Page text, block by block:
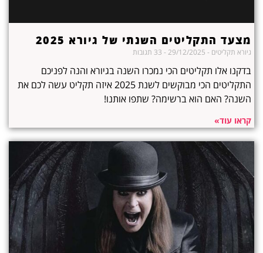
מצעד התקליטים השנתי של גיורא 2025
גיורא תקליטים
בדקנו אלו תקליטים הכי נמכרו השנה בגיורא והנה לפניכם
התקליטים הכי מבוקשים לשנת 2025 איזה תקליט עשה לכם את
השנה? האם הוא ברשימה? שתפו אותנו!
קראו עוד»